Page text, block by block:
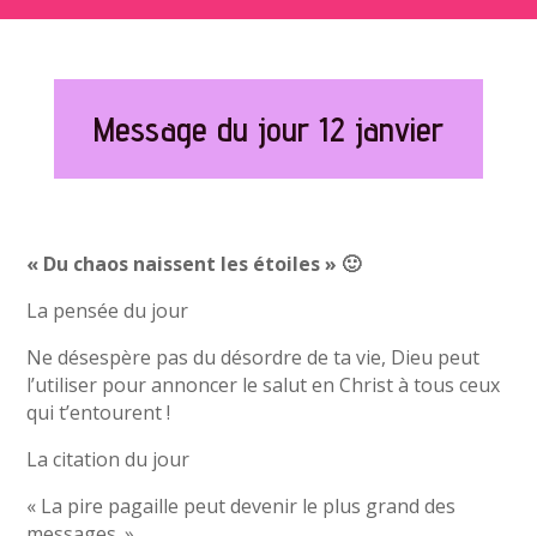
Message du jour 12 janvier
« Du chaos naissent les étoiles » 🙂
La pensée du jour
Ne désespère pas du désordre de ta vie, Dieu peut
l’utiliser pour annoncer le salut en Christ à tous ceux
qui t’entourent !
La citation du jour
« La pire pagaille peut devenir le plus grand des